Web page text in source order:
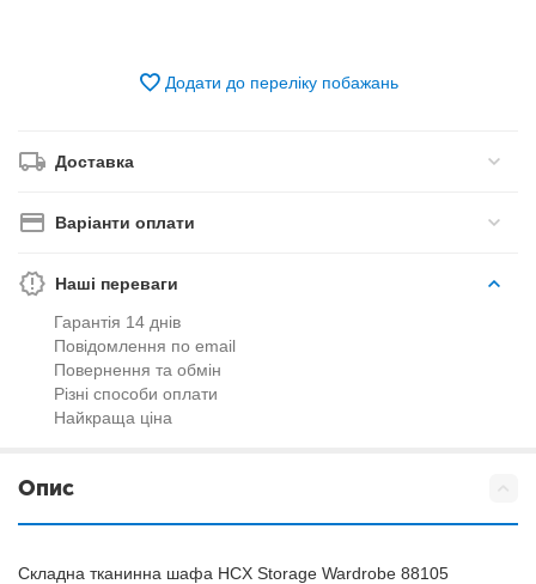
Додати до переліку побажань
Доставка
Варіанти оплати
Наші переваги
Гарантія 14 днів
Повідомлення по email
Повернення та обмін
Різні способи оплати
Найкраща ціна
Опис
Складна тканинна шафа HCX Storage Wardrobe 88105